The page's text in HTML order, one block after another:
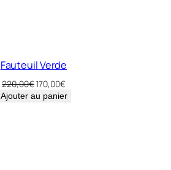
Fauteuil Verde
220,00€Le
prix
170,00€Le
prix
Ajouter au panier